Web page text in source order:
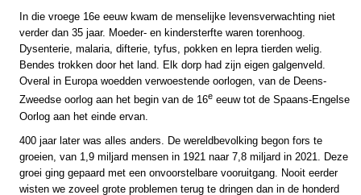
In die vroege 16e eeuw kwam de menselijke levensverwachting niet
verder dan 35 jaar. Moeder- en kindersterfte waren torenhoog.
Dysenterie, malaria, difterie, tyfus, pokken en lepra tierden welig.
Bendes trokken door het land. Elk dorp had zijn eigen galgenveld.
Overal in Europa woedden verwoestende oorlogen, van de Deens-
Zweedse oorlog aan het begin van de 16e eeuw tot de Spaans-Engelse
Oorlog aan het einde ervan.
400 jaar later was alles anders. De wereldbevolking begon fors te
groeien, van 1,9 miljard mensen in 1921 naar 7,8 miljard in 2021. Deze
groei ging gepaard met een onvoorstelbare vooruitgang. Nooit eerder
wisten we zoveel grote problemen terug te dringen dan in de honderd